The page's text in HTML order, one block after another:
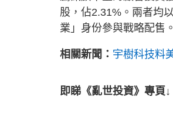
股，佔2.31%。兩者均
業」身份參與戰略配售。
相關新聞： 宇樹科技料
即睇《亂世投資》專頁↓